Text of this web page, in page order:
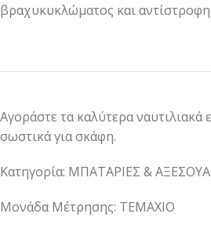
βραχυκυκλώματος και
Αγοράστε τα καλύτερα ναυτιλιακά
σωστικά για σκάφη.
Κατηγορία: ΜΠΑΤΑΡΙΕΣ &
Μονάδα Μέτρησης: ΤΕΜΑΧΙΟ